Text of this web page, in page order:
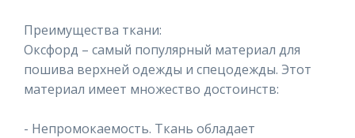
Преимущества ткани:
Оксфорд – самый популярный материал для
пошива верхней одежды и спецодежды. Этот
материал имеет множество достоинств:
- Непромокаемость. Ткань обладает